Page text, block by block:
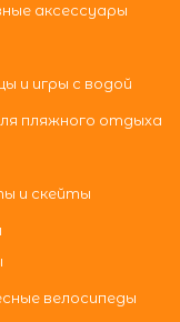
аксессуары
и игры с водой
пляжного отдыха
и скейты
велосипеды